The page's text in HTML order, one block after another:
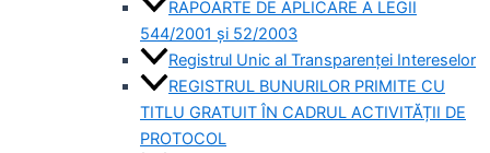
RAPOARTE DE APLICARE A LEGII
544/2001 și 52/2003
Registrul Unic al Transparenței Intereselor
REGISTRUL BUNURILOR PRIMITE CU
TITLU GRATUIT ÎN CADRUL ACTIVITĂȚII DE
PROTOCOL